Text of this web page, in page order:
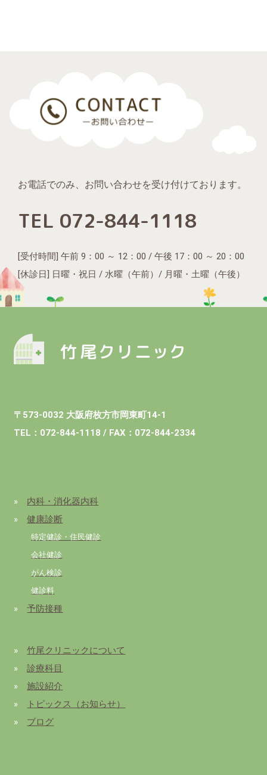
お電話でのみ、お問い合わせを受け付けております。
TEL 072-844-1118
[受付時間] 午前 9：00 ～ 12：00 / 午後 17：00 ～ 20：00
[休診日] 日曜・祝日 / 水曜（午前）/ 月曜・土曜（午後）
〒573‐0032 大阪府枚方市岡東町14‐1
TEL：072‐844‐1118 / FAX：072‐844‐2334
» 内科・消化器内科
»健康診断
特定健診・住民健診
会社健診
がん検診
健診料
»予防接種
»竹尾クリニックについて
»
診療科目
»
施設紹介
»
トピックス（お知らせ）
» ブログ